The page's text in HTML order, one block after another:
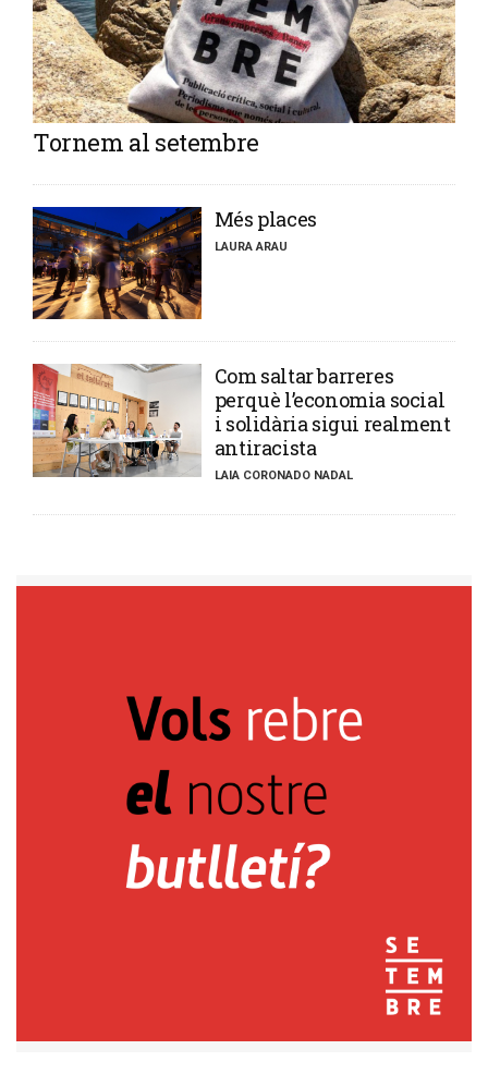
Tornem al setembre
​Més places
LAURA ARAU
​Com saltar barreres
perquè l’economia social
i solidària sigui realment
antiracista
LAIA CORONADO NADAL